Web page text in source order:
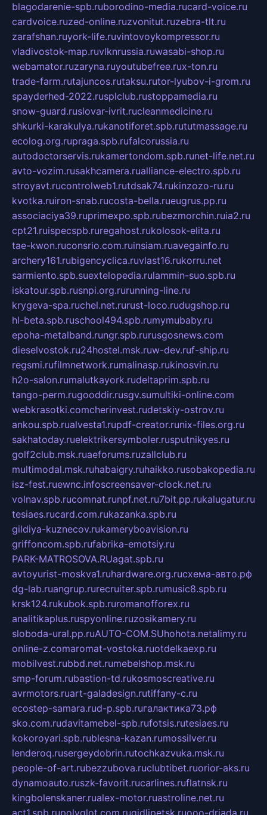
blagodarenie-spb.ruborodino-media.rucard-voice.ru
cardvoice.ruzed-online.ruzvonitut.ruzebra-tlt.ru
zarafshan.ruyork-life.ruvintovoykompressor.ru
vladivostok-map.ruvlknrussia.ruwasabi-shop.ru
webamator.ruzaryna.ruyoutubefree.rux-ton.ru
trade-farm.rutajuncos.rutaksu.rutor-lyubov-i-grom.ru
spayderhed-2022.rusplclub.rustoppamedia.ru
snow-guard.ruslovar-ivrit.rucleanmedicine.ru
shkurki-karakulya.rukanotiforet.spb.rututmassage.ru
ecolog.org.rupraga.spb.rufalcorussia.ru
autodoctorservis.rukamertondom.spb.runet-life.net.ru
avto-vozim.rusakhcamera.rualliance-electro.spb.ru
stroyavt.rucontrolweb1.rutdsak74.rukinzozo-ru.ru
kvotka.ruiron-snab.rucosta-bella.rueugrus.pp.ru
associaciya39.ruprimexpo.spb.rubezmorchin.ruia2.ru
cpt21.ruispecspb.ruregahost.rukolosok-elita.ru
tae-kwon.ruconsrio.com.ruinsiam.ruavegainfo.ru
archery161.rubigencyclica.ruvlast16.rukorru.net
sarmiento.spb.suextelopedia.rulammin-suo.spb.ru
iskatour.spb.rusnpi.org.rurunning-line.ru
krygeva-spa.ruchel.net.rurust-loco.rudugshop.ru
hl-beta.spb.ruschool494.spb.rumymubaby.ru
epoha-metalband.rungr.spb.rurusgosnews.com
dieselvostok.ru24hostel.msk.ruw-dev.ruf-ship.ru
regsmi.rufilmnetwork.rumalinasp.rukinosvin.ru
h2o-salon.rumalutkayork.rudeltaprim.spb.ru
tango-perm.rugooddir.rusgv.sumultiki-online.com
webkrasotki.comcherinvest.rudetskiy-ostrov.ru
ankou.spb.rualvesta1.rupdf-creator.runix-files.org.ru
sakhatoday.ruelektrikersymboler.rusputnikyes.ru
golf2club.msk.ruaeforums.ruzallclub.ru
multimodal.msk.ruhabaigry.ruhaikko.rusobakopedia.ru
isz-fest.ruewnc.infoscreensaver-clock.net.ru
volnav.spb.rucomnat.runpf.net.ru7bit.pp.rukalugatur.ru
tesiaes.rucard.com.rukazanka.spb.ru
gildiya-kuznecov.rukameryboavision.ru
griffoncom.spb.rufabrika-emotsiy.ru
PARK-MATROSOVA.RUagat.spb.ru
avtoyurist-moskva1.ruhardware.org.ruсхема-авто.рф
dg-lab.ruangrup.rurecruiter.spb.rumusic8.spb.ru
krsk124.rukubok.spb.ruromanofforex.ru
analitikaplus.ruspyonline.ruzosikamery.ru
sloboda-ural.pp.ruAUTO-COM.SUhohota.netalimy.ru
online-z.comaromat-vostoka.ruotdelkaexp.ru
mobilvest.rubbd.net.rumebelshop.msk.ru
smp-forum.rubastion-td.rukosmoscreative.ru
avrmotors.ruart-galadesign.rutiffany-c.ru
ecostep-samara.rud-p.spb.ruгалактика73.рф
sko.com.rudavitamebel-spb.rufotsis.rutesiaes.ru
kokoroyari.spb.rublesna-kazan.rumossilver.ru
lenderoq.rusergeydobrin.rutochkazvuka.msk.ru
people-of-art.rubezzubova.ruclubtibet.ruorior-aks.ru
dynamoauto.ruszk-favorit.rucarlines.ruflatnsk.ru
kingbolenskaner.rualex-motor.ruastroline.net.ru
act1.spb.rupolyglot.com.rugidlipetsk.ruooo-driada.ru